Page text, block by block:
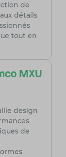
de
détails
tout en
MXU
design
de